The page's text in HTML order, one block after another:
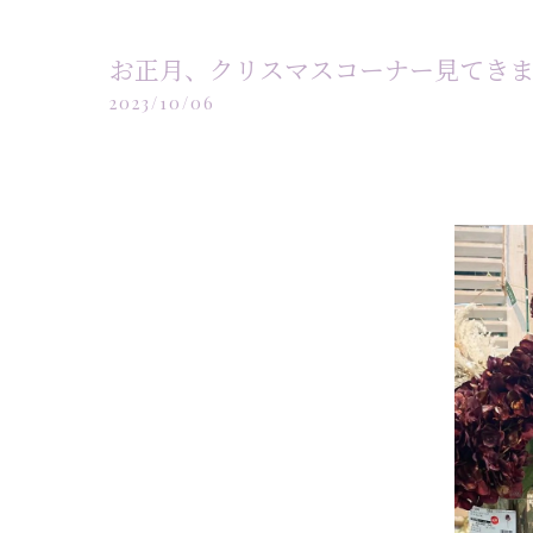
お正月、クリスマスコーナー見てき
2023/10/06